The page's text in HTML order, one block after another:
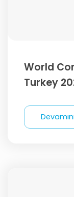
World
Turkey